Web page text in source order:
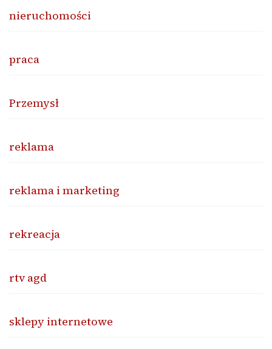
nieruchomości
praca
Przemysł
reklama
reklama i marketing
rekreacja
rtv agd
sklepy internetowe